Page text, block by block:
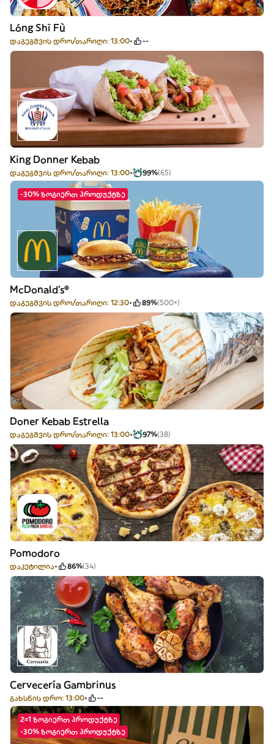
Lóng Shï Fù
დაგეგმვის დრო/თარიღი: 13:00 --
King Donner Kebab
დაგეგმვის დრო/თარიღი: 13:00 99%(65)
-30% ზოგიერთ პროდუქტზე
McDonald's®
დაგეგმვის დრო/თარიღი: 12:30 89%(500+)
Doner Kebab Estrella
დაგეგმვის დრო/თარიღი: 13:00 97%(38)
Pomodoro
დაკეტილია 86%(34)
Cervecería Gambrinus
გახსნის დრო: 13:00 --
2=1 ზოგიერთ პროდუქტზე
-30% ზოგიერთ პროდუქტზე